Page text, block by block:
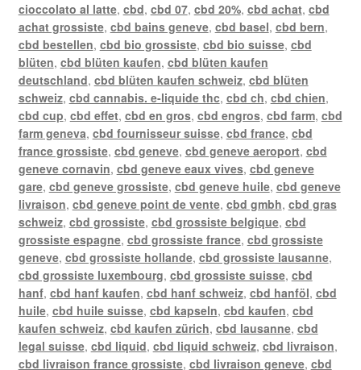
cioccolato al latte, cbd, cbd 07, cbd 20%, cbd achat, cbd
achat grossiste, cbd bains geneve, cbd basel, cbd bern,
cbd bestellen, cbd bio grossiste, cbd bio suisse, cbd
blüten, cbd blüten kaufen, cbd blüten kaufen
deutschland, cbd blüten kaufen schweiz, cbd blüten
schweiz, cbd cannabis. e-liquide thc, cbd ch, cbd chien,
cbd cup, cbd effet, cbd en gros, cbd engros, cbd farm, cbd
farm geneva, cbd fournisseur suisse, cbd france, cbd
france grossiste, cbd geneve, cbd geneve aeroport, cbd
geneve cornavin, cbd geneve eaux vives, cbd geneve
gare, cbd geneve grossiste, cbd geneve huile, cbd geneve
livraison, cbd geneve point de vente, cbd gmbh, cbd gras
schweiz, cbd grossiste, cbd grossiste belgique, cbd
grossiste espagne, cbd grossiste france, cbd grossiste
geneve, cbd grossiste hollande, cbd grossiste lausanne,
cbd grossiste luxembourg, cbd grossiste suisse, cbd
hanf, cbd hanf kaufen, cbd hanf schweiz, cbd hanföl, cbd
huile, cbd huile suisse, cbd kapseln, cbd kaufen, cbd
kaufen schweiz, cbd kaufen zürich, cbd lausanne, cbd
legal suisse, cbd liquid, cbd liquid schweiz, cbd livraison,
cbd livraison france grossiste, cbd livraison geneve, cbd